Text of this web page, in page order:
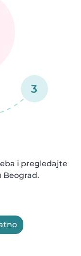
3
i pregledajte
Beograd.